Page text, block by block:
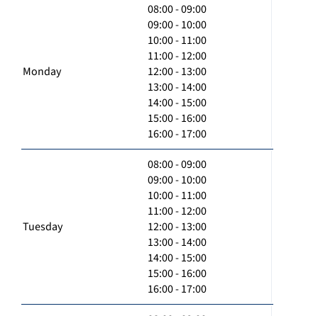
Monday
08:00 - 09:00
09:00 - 10:00
10:00 - 11:00
11:00 - 12:00
12:00 - 13:00
13:00 - 14:00
14:00 - 15:00
15:00 - 16:00
16:00 - 17:00
Tuesday
08:00 - 09:00
09:00 - 10:00
10:00 - 11:00
11:00 - 12:00
12:00 - 13:00
13:00 - 14:00
14:00 - 15:00
15:00 - 16:00
16:00 - 17:00